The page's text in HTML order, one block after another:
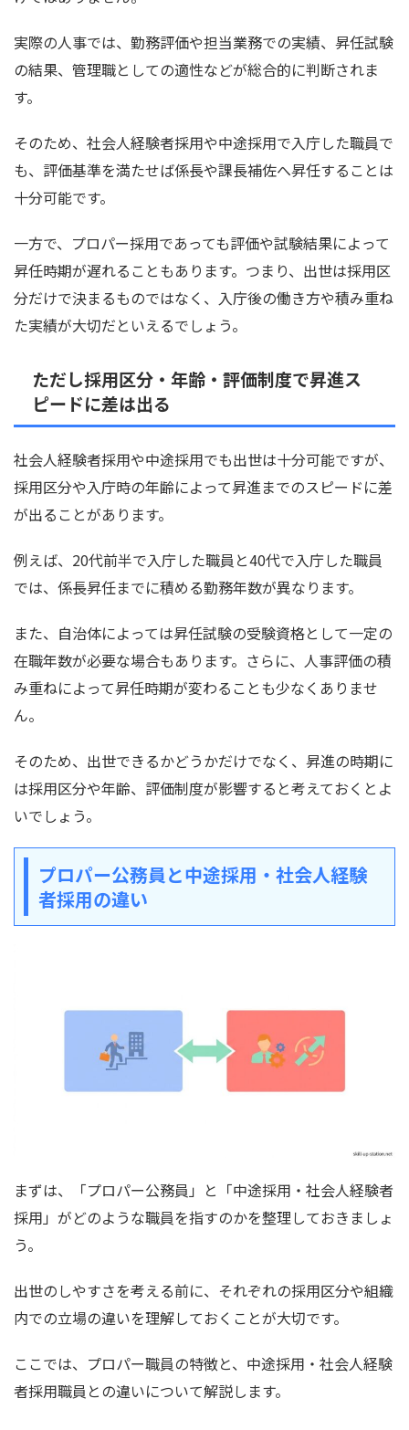
実際の人事では、勤務評価や担当業務での実績、昇任試験
の結果、管理職としての適性などが総合的に判断されま
す。
そのため、社会人経験者採用や中途採用で入庁した職員で
も、評価基準を満たせば係長や課長補佐へ昇任することは
十分可能です。
一方で、プロパー採用であっても評価や試験結果によって
昇任時期が遅れることもあります。つまり、出世は採用区
分だけで決まるものではなく、入庁後の働き方や積み重ね
た実績が大切だといえるでしょう。
ただし採用区分・年齢・評価制度で昇進ス
ピードに差は出る
社会人経験者採用や中途採用でも出世は十分可能ですが、
採用区分や入庁時の年齢によって昇進までのスピードに差
が出ることがあります。
例えば、20代前半で入庁した職員と40代で入庁した職員
では、係長昇任までに積める勤務年数が異なります。
また、自治体によっては昇任試験の受験資格として一定の
在職年数が必要な場合もあります。さらに、人事評価の積
み重ねによって昇任時期が変わることも少なくありませ
ん。
そのため、出世できるかどうかだけでなく、昇進の時期に
は採用区分や年齢、評価制度が影響すると考えておくとよ
いでしょう。
プロパー公務員と中途採用・社会人経験
者採用の違い
まずは、「プロパー公務員」と「中途採用・社会人経験者
採用」がどのような職員を指すのかを整理しておきましょ
う。
出世のしやすさを考える前に、それぞれの採用区分や組織
内での立場の違いを理解しておくことが大切です。
ここでは、プロパー職員の特徴と、中途採用・社会人経験
者採用職員との違いについて解説します。